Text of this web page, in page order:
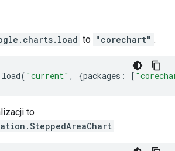
to "corechart" .
load( "current" , {packages : [
to
.